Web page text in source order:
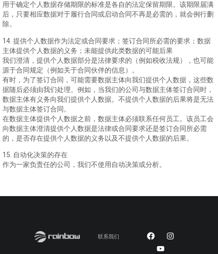
用于确定个人数据存储期限的标准是各自的法定保留期限。该期限届满
后，只要相应数据对于履行合同或启动合同不再是必需的，就会例行删
除。
14. 提供个人数据作为法定或合同要求；签订合同所必需的要求；数据
主体提供个人数据的义务；未能提供此类数据的可能后果
我们澄清，提供个人数据部分是法律要求的（例如税收法规），也可能
源于合同规定（例如关于合同伙伴的信息）。
有时，为了签订合同，可能需要数据主体向我们提供个人数据，这些数
据随后必须由我们处理。例如，当我们的公司与数据主体签订合同时，
数据主体有义务向我们提供个人数据。不提供个人数据的后果将是无法
与数据主体签订合同。
在数据主体提供个人数据之前，数据主体必须联系任何员工。该员工会
向数据主体澄清提供个人数据是法律或合同要求还是签订合同所必需
的，是否存在提供个人数据的义务以及不提供个人数据的后果。
15. 自动化决策的存在
作为一家负责任的公司，我们不使用自动决策或分析。
联系我们